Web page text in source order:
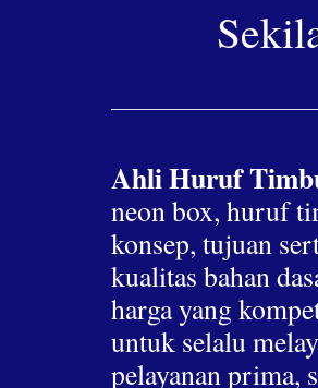
Ahli Huruf
neon box, huruf
konsep, tujuan
kualitas bahan
harga yang
untuk selalu
pelayanan prima,